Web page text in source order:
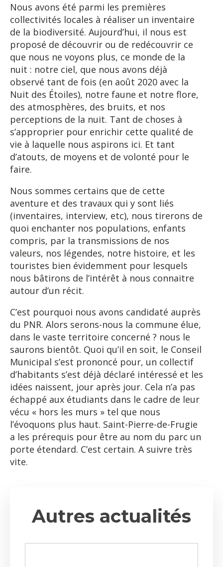
Nous avons été parmi les premières
collectivités locales à réaliser un inventaire
de la biodiversité. Aujourd’hui, il nous est
proposé de découvrir ou de redécouvrir ce
que nous ne voyons plus, ce monde de la
nuit : notre ciel, que nous avons déjà
observé tant de fois (en août 2020 avec la
Nuit des Étoiles), notre faune et notre flore,
des atmosphères, des bruits, et nos
perceptions de la nuit. Tant de choses à
s’approprier pour enrichir cette qualité de
vie à laquelle nous aspirons ici. Et tant
d’atouts, de moyens et de volonté pour le
faire.
Nous sommes certains que de cette
aventure et des travaux qui y sont liés
(inventaires, interview, etc), nous tirerons de
quoi enchanter nos populations, enfants
compris, par la transmissions de nos
valeurs, nos légendes, notre histoire, et les
touristes bien évidemment pour lesquels
nous bâtirons de l’intérêt à nous connaitre
autour d’un récit.
C’est pourquoi nous avons candidaté auprès
du PNR. Alors serons-nous la commune élue,
dans le vaste territoire concerné ? nous le
saurons bientôt. Quoi qu’il en soit, le Conseil
Municipal s’est prononcé pour, un collectif
d’habitants s’est déjà déclaré intéressé et les
idées naissent, jour après jour. Cela n’a pas
échappé aux étudiants dans le cadre de leur
vécu « hors les murs » tel que nous
l’évoquons plus haut. Saint-Pierre-de-Frugie
a les prérequis pour être au nom du parc un
porte étendard. C’est certain. A suivre très
vite.
Autres actualités